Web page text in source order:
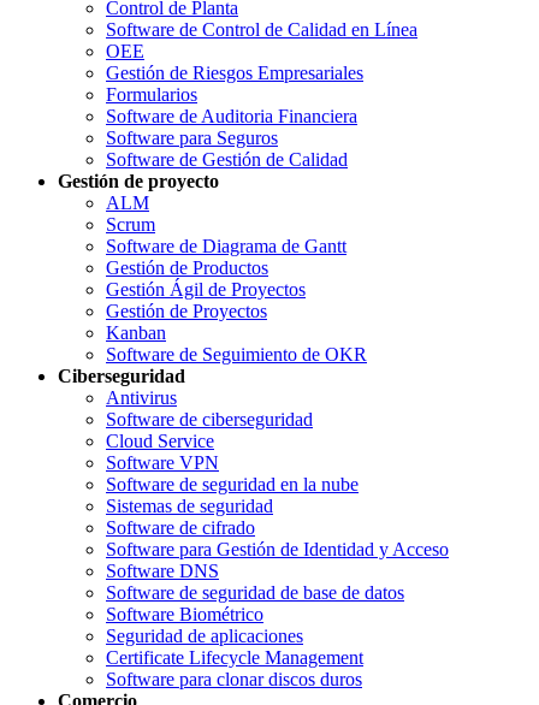
Control de Planta
Software de Control de Calidad en Línea
OEE
Gestión de Riesgos Empresariales
Formularios
Software de Auditoria Financiera
Software para Seguros
Software de Gestión de Calidad
Gestión de proyecto
ALM
Scrum
Software de Diagrama de Gantt
Gestión de Productos
Gestión Ágil de Proyectos
Gestión de Proyectos
Kanban
Software de Seguimiento de OKR
Ciberseguridad
Antivirus
Software de ciberseguridad
Cloud Service
Software VPN
Software de seguridad en la nube
Sistemas de seguridad
Software de cifrado
Software para Gestión de Identidad y Acceso
Software DNS
Software de seguridad de base de datos
Software Biométrico
Seguridad de aplicaciones
Certificate Lifecycle Management
Software para clonar discos duros
Comercio